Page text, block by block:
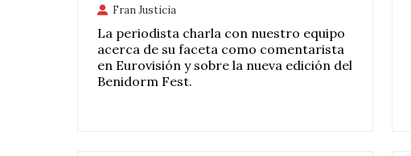
Fran Justicia
La periodista charla con nuestro equipo
acerca de su faceta como comentarista
en Eurovisión y sobre la nueva edición del
Benidorm Fest.